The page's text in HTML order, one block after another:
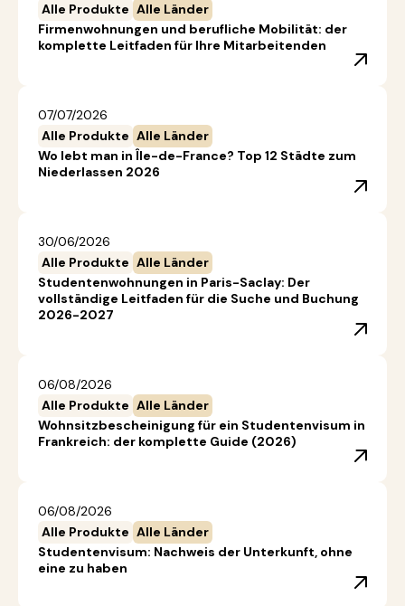
Alle Produkte Alle Länder
Firmenwohnungen und berufliche Mobilität: der
komplette Leitfaden für Ihre Mitarbeitenden
07/07/2026
Alle Produkte Alle Länder
Wo lebt man in Île-de-France? Top 12 Städte zum
Niederlassen 2026
30/06/2026
Alle Produkte Alle Länder
Studentenwohnungen in Paris-Saclay: Der
vollständige Leitfaden für die Suche und Buchung
2026-2027
06/08/2026
Alle Produkte Alle Länder
Wohnsitzbescheinigung für ein Studentenvisum in
Frankreich: der komplette Guide (2026)
06/08/2026
Alle Produkte Alle Länder
Studentenvisum: Nachweis der Unterkunft, ohne
eine zu haben